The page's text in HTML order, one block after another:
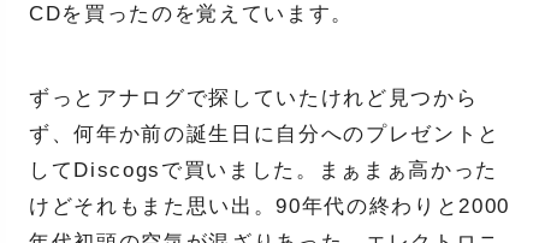
CDを買ったのを覚えています。
ずっとアナログで探していたけれど見つから
ず、何年か前の誕生日に自分へのプレゼントと
してDiscogsで買いました。まぁまぁ高かった
けどそれもまた思い出。90年代の終わりと2000